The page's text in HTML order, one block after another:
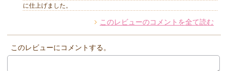
他のお客様からのコメント
に仕上げました。
このレビューのコメントを全て読む
このレビューにコメントする。